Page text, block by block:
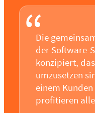
“Die
der Software-
konzipiert,
umzusetzen
einem
profitieren